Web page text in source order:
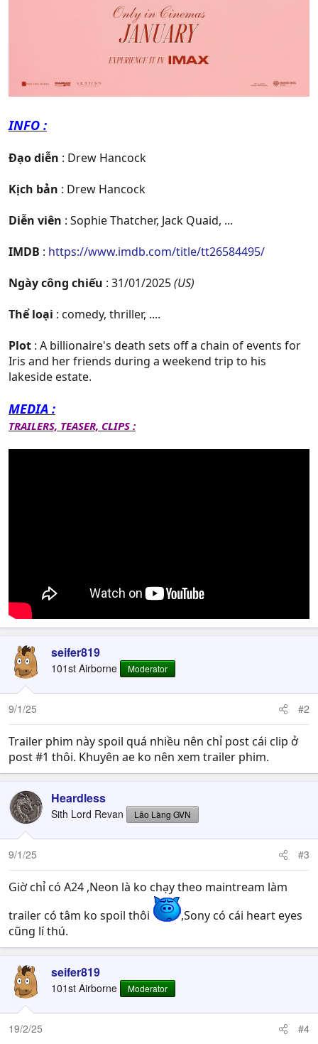
INFO :
Đạo diễn : Drew Hancock
Kịch bản : Drew Hancock
Diễn viên : Sophie Thatcher, Jack Quaid, ...
IMDB : https://www.imdb.com/title/tt26584495/
Ngày công chiếu : 31/01/2025(US)
Thể loại : comedy, thriller, ....
Plot : A billionaire's death sets off a chain of events for
Iris and her friends during a weekend trip to his
lakeside estate.
MEDIA :
TRAILERS, TEASER, CLIPS :
seifer819
101st Airborne Moderator
9/1/25 #2
Trailer phim này spoil quá nhiều nên chỉ post cái clip ở
post #1 thôi. Khuyên ae ko nên xem trailer phim.
Heardless
Sith Lord Revan Lão Làng GVN
9/1/25 #3
Giờ chỉ có A24 ,Neon là ko chạy theo maintream làm
trailer có tâm ko spoil thôi
,Sony có cái heart eyes
cũng lí thú.
seifer819
101st Airborne Moderator
19/2/25 #4